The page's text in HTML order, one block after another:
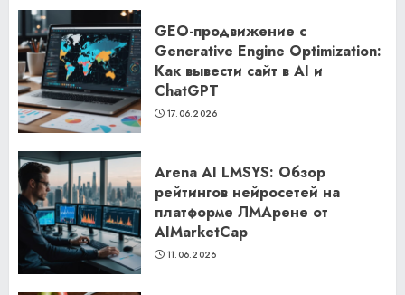
GEO-продвижение с
Generative Engine Optimization:
Как вывести сайт в AI и
ChatGPT
17.06.2026
Arena AI LMSYS: Обзор
рейтингов нейросетей на
платформе ЛМАрене от
AIMarketCap
11.06.2026